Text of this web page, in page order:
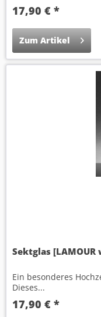
17,90 € *
Zum Artikel
Sektglas
Ein besonderes
Dieses...
17,90 € *